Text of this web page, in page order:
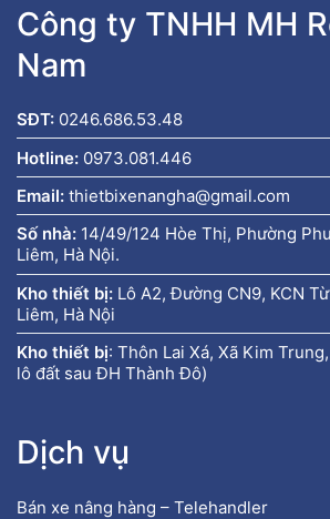
Công ty TNHH MH
Nam
SĐT: 0246.686.53.48
Hotline: 0973.081.446
Email: thietbixenangha@gmail.com
Số nhà: 14/49/124 Hòe Thị, Phường
Liêm, Hà Nội.
Kho thiết bị: Lô A2, Đường CN9, KCN
Liêm, Hà Nội
Kho thiết bị: Thôn Lai Xá, Xã Kim
lô đất sau ĐH Thành Đô)
Dịch vụ
Bán xe nâng hàng – Telehandler